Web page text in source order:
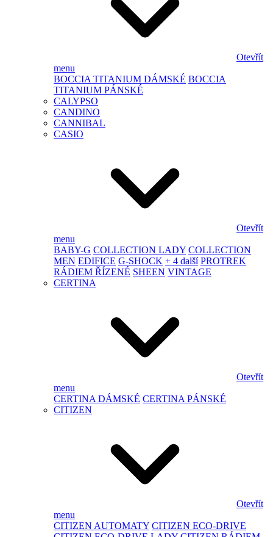
Otevřít
menu
BOCCIA TITANIUM DÁMSKÉ BOCCIA
TITANIUM PÁNSKÉ
CALYPSO
CANDINO
CANNIBAL
CASIO
Otevřít
menu
BABY-G COLLECTION LADY COLLECTION
MEN EDIFICE G-SHOCK + 4 další PROTREK
RÁDIEM ŘÍZENÉ SHEEN VINTAGE
CERTINA
Otevřít
menu
CERTINA DÁMSKÉ CERTINA PÁNSKÉ
CITIZEN
Otevřít
menu
CITIZEN AUTOMATY CITIZEN ECO-DRIVE